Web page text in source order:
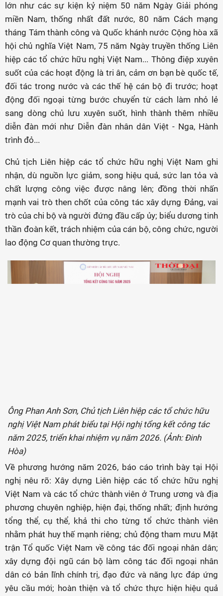
lớn như các sự kiện kỷ niệm 50 năm Ngày Giải phóng
miền Nam, thống nhất đất nước, 80 năm Cách mạng
tháng Tám thành công và Quốc khánh nước Cộng hòa xã
hội chủ nghĩa Việt Nam, 75 năm Ngày truyền thống Liên
hiệp các tổ chức hữu nghị Việt Nam... Thông điệp xuyên
suốt của các hoạt động là tri ân, cảm ơn bạn bè quốc tế,
đối tác trong nước và các thế hệ cán bộ đi trước; hoạt
động đối ngoại từng bước chuyển từ cách làm nhỏ lẻ
sang dòng chủ lưu xuyên suốt, hình thành thêm nhiều
diễn đàn mới như Diễn đàn nhân dân Việt - Nga, Hành
trình đỏ...
Chủ tịch Liên hiệp các tổ chức hữu nghị Việt Nam ghi
nhận, dù nguồn lực giảm, song hiệu quả, sức lan tỏa và
chất lượng công việc được nâng lên; đồng thời nhấn
mạnh vai trò then chốt của công tác xây dựng Đảng, vai
trò của chi bộ và người đứng đầu cấp ủy; biểu dương tinh
thần đoàn kết, trách nhiệm của cán bộ, công chức, người
lao động Cơ quan thường trực.
Ông Phan Anh Sơn, Chủ tịch Liên hiệp các tổ chức hữu
nghị Việt Nam phát biểu tại Hội nghị tổng kết công tác
năm 2025, triển khai nhiệm vụ năm 2026. (Ảnh: Đinh
Hòa)
Về phương hướng năm 2026, báo cáo trình bày tại Hội
nghị nêu rõ: Xây dựng Liên hiệp các tổ chức hữu nghị
Việt Nam và các tổ chức thành viên ở Trung ương và địa
phương chuyên nghiệp, hiện đại, thống nhất; định hướng
tổng thể, cụ thể, khả thi cho từng tổ chức thành viên
nhằm phát huy thế mạnh riêng; chủ động tham mưu Mặt
trận Tổ quốc Việt Nam về công tác đối ngoại nhân dân;
xây dựng đội ngũ cán bộ làm công tác đối ngoại nhân
dân có bản lĩnh chính trị, đạo đức và năng lực đáp ứng
yêu cầu mới; hoàn thiện và tổ chức thực hiện hiệu quả